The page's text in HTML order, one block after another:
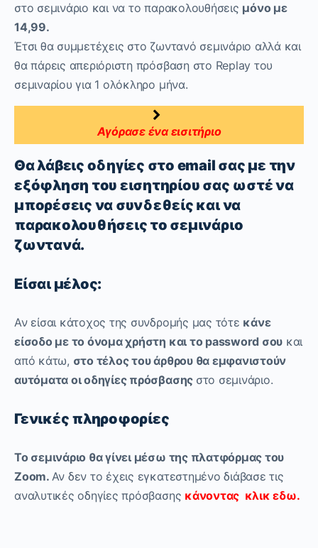
στο σεμινάριο και να το παρακολουθήσεις μόνο με
14,99.
Έτσι θα συμμετέχεις στο ζωντανό σεμινάριο αλλά και
θα πάρεις απεριόριστη πρόσβαση στο Replay του
σεμιναρίου για 1 ολόκληρο μήνα.
Αγόρασε ένα εισιτήριο
Θα λάβεις οδηγίες στο email σας με την
εξόφληση του εισητηρίου σας ωστέ να
μπορέσεις να συνδεθείς και να
παρακολουθήσεις το σεμινάριο
ζωντανά.
Είσαι μέλος:
Αν είσαι κάτοχος της συνδρομής μας τότε κάνε
είσοδο με το όνομα χρήστη και το password σου και
από κάτω, στο τέλος του άρθρου θα εμφανιστούν
αυτόματα οι οδηγίες πρόσβασης στο σεμινάριο.
Γενικές πληροφορίες
Το σεμινάριο θα γίνει μέσω της πλατφόρμας του
Zoom. Αν δεν το έχεις εγκατεστημένο διάβασε τις
αναλυτικές οδηγίες πρόσβασης κάνοντας κλικ εδω.